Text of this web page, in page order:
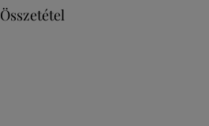
Összetétel